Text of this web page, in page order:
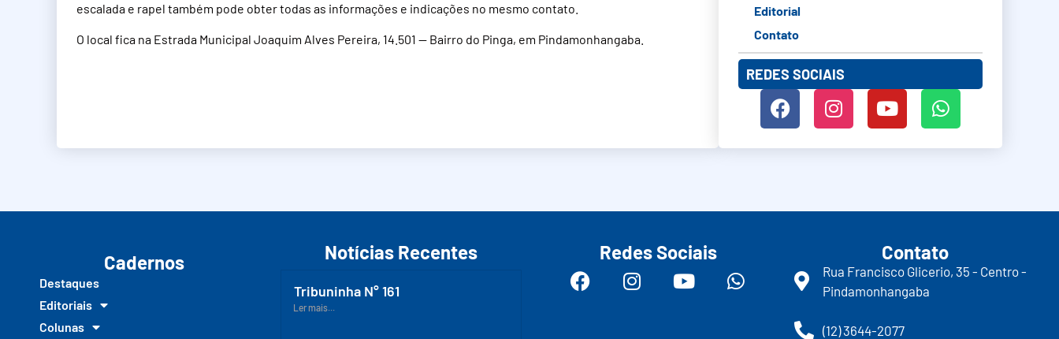
escalada e rapel também pode obter todas as informações e indicações no mesmo contato.
O local fica na Estrada Municipal Joaquim Alves Pereira, 14.501 — Bairro do Pinga, em Pindamonhangaba.
Editorial
Contato
REDES SOCIAIS
Cadernos
Destaques
Editoriais
Colunas
Notícias Recentes
Tribuninha N° 161
Ler mais...
Redes Sociais Contato
Rua Francisco Glicerio, 35 - Centro -
Pindamonhangaba
(12) 3644-2077